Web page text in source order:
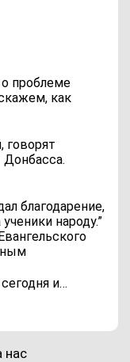
проблеме
как
говорят
благодарение,
народу.”
и…
нас